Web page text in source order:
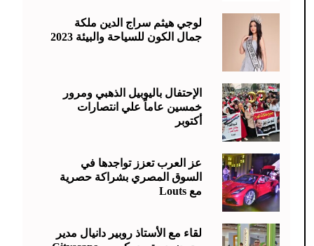
لوجي هيثم سراج الدين ملكة
جمال الكون للسياحة والبيئة 2023
الإحتفال باليوبيل الذهبي ومرور
خمسين عاماً علي انتصارات
أكتوبر
عز العرب تعزز تواجدها في
السوق المصري بشراكة حصرية
مع Louts
لقاء مع الأستاذ روبير دانيال مدير